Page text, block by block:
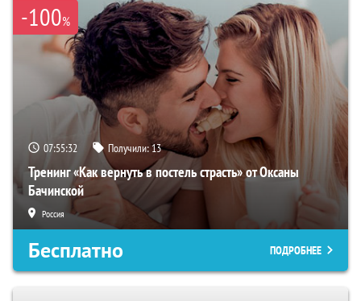
-100%
07:55:31 Получили:13
Тренинг «Как вернуть в постель страсть» от Оксаны
Бачинской
Россия
Бесплатно ПОДРОБНЕЕ